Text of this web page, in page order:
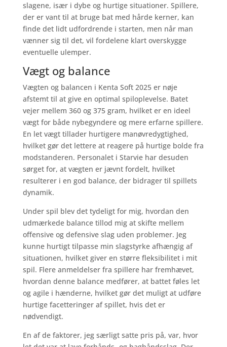
slagene, især i dybe og hurtige situationer. Spillere,
der er vant til at bruge bat med hårde kerner, kan
finde det lidt udfordrende i starten, men når man
vænner sig til det, vil fordelene klart overskygge
eventuelle ulemper.
Vægt og balance
Vægten og balancen i Kenta Soft 2025 er nøje
afstemt til at give en optimal spiloplevelse. Batet
vejer mellem 360 og 375 gram, hvilket er en ideel
vægt for både nybegyndere og mere erfarne spillere.
En let vægt tillader hurtigere manøvredygtighed,
hvilket gør det lettere at reagere på hurtige bolde fra
modstanderen. Personalet i Starvie har desuden
sørget for, at vægten er jævnt fordelt, hvilket
resulterer i en god balance, der bidrager til spillets
dynamik.
Under spil blev det tydeligt for mig, hvordan den
udmærkede balance tillod mig at skifte mellem
offensive og defensive slag uden problemer. Jeg
kunne hurtigt tilpasse min slagstyrke afhængig af
situationen, hvilket giver en større fleksibilitet i mit
spil. Flere anmeldelser fra spillere har fremhævet,
hvordan denne balance medfører, at battet føles let
og agile i hænderne, hvilket gør det muligt at udføre
hurtige facetteringer af spillet, hvis det er
nødvendigt.
En af de faktorer, jeg særligt satte pris på, var, hvor